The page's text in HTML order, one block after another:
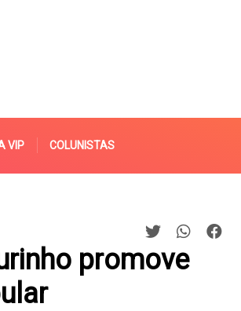
VIP COLUNISTAS
promove